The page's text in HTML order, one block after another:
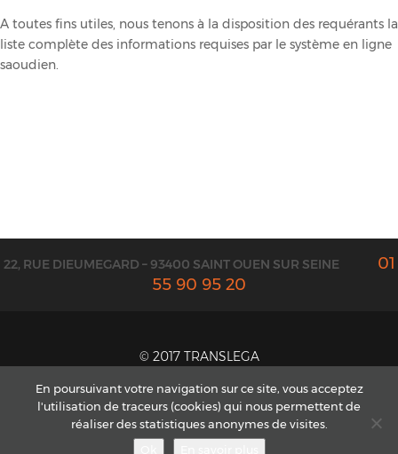
A toutes fins utiles, nous tenons à la disposition des requérants la
liste complète des informations requises par le système en ligne
saoudien.
22, RUE DIEUMEGARD – 93400 SAINT OUEN SUR SEINE
01
55 90 95 20
© 2017 TRANSLEGA
CONTACT ET DEVIS
MENTIONS LÉGALES
CGV
En poursuivant votre navigation sur ce site, vous acceptez
l'utilisation de traceurs (cookies) qui nous permettent de
réaliser des statistiques anonymes de visites.